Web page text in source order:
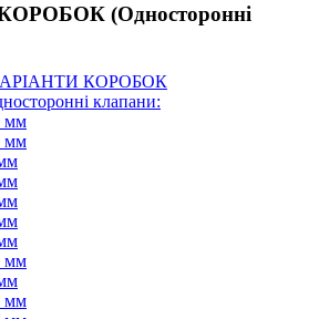
(Односторонні
КОРОБОК
клапани:
мм
мм
мм
мм